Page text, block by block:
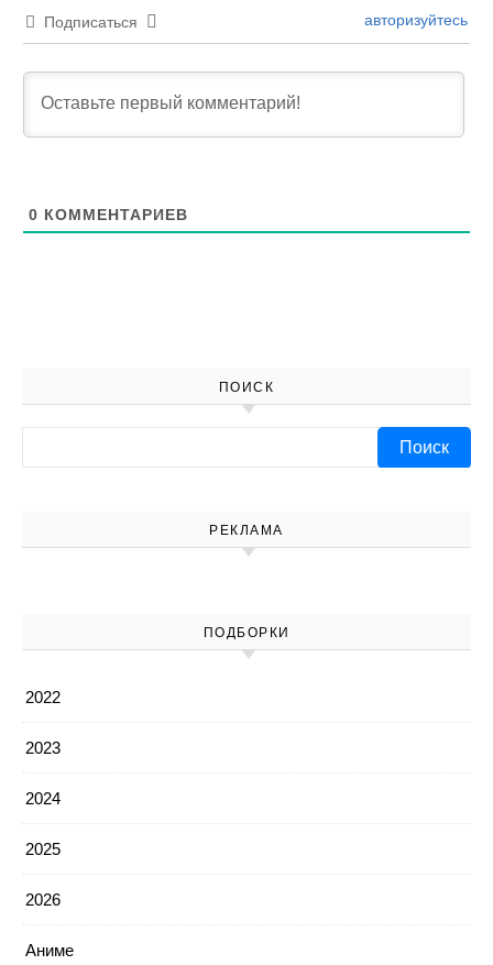
Подписаться авторизуйтесь
0 КОММЕНТАРИЕВ
ПОИСК
РЕКЛАМА
ПОДБОРКИ
2022
2023
2024
2025
2026
Аниме